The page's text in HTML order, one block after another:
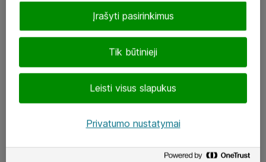
J. Rutkausko g. 6, Vilnius
Atea kontaktai
Aplankykite mus
Tik būtinieji
Leisti visus slapukus
Įrašyti pasirinkimus
Privatumo nustatymai